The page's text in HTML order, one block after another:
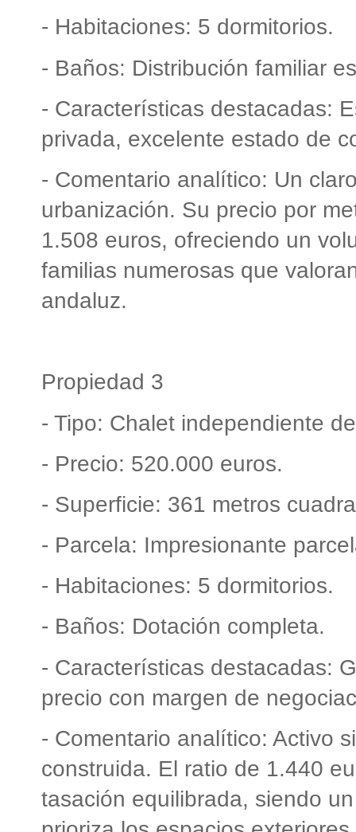
- Habitaciones: 5 dormitorios.
- Baños: Distribución familiar
- Características destacadas:
privada, excelente estado de
- Comentario analítico: Un
urbanización. Su precio por
1.508 euros, ofreciendo un
familias numerosas que
andaluz.
Propiedad 3
- Tipo: Chalet independiente
- Precio: 520.000 euros.
- Superficie: 361 metros
- Parcela: Impresionante
- Habitaciones: 5 dormitorios.
- Baños: Dotación completa.
- Características destacadas:
precio con margen de
- Comentario analítico: Activo
construida. El ratio de 1.440
tasación equilibrada, siendo